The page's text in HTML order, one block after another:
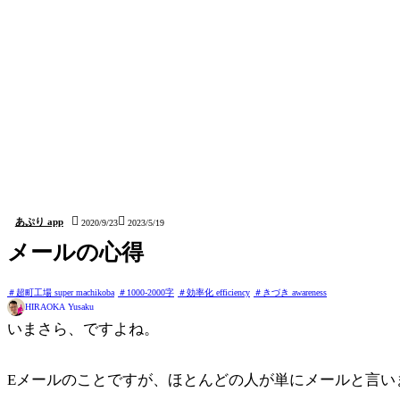
あぷり app  2020/9/23 2023/5/19
メールの心得
超町工場 super machikoba 1000-2000字 効率化 efficiency
きづき awareness
HIRAOKA Yusaku
いまさら、ですよね。
Eメールのことですが、ほとんどの人が単にメールと言い